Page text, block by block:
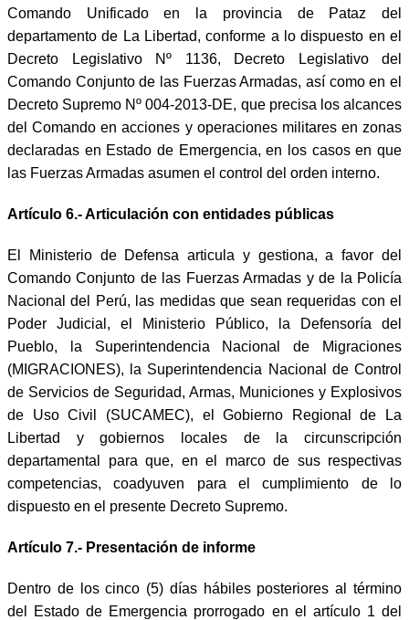
Comando Unificado en la provincia de Pataz del
departamento de La Libertad, conforme a lo dispuesto en el
Decreto Legislativo Nº 1136, Decreto Legislativo del
Comando Conjunto de las Fuerzas Armadas, así como en el
Decreto Supremo Nº 004-2013-DE, que precisa los alcances
del Comando en acciones y operaciones militares en zonas
declaradas en Estado de Emergencia, en los casos en que
las Fuerzas Armadas asumen el control del orden interno.
Artículo 6.- Articulación con entidades públicas
El Ministerio de Defensa articula y gestiona, a favor del
Comando Conjunto de las Fuerzas Armadas y de la Policía
Nacional del Perú, las medidas que sean requeridas con el
Poder Judicial, el Ministerio Público, la Defensoría del
Pueblo, la Superintendencia Nacional de Migraciones
(MIGRACIONES), la Superintendencia Nacional de Control
de Servicios de Seguridad, Armas, Municiones y Explosivos
de Uso Civil (SUCAMEC), el Gobierno Regional de La
Libertad y gobiernos locales de la circunscripción
departamental para que, en el marco de sus respectivas
competencias, coadyuven para el cumplimiento de lo
dispuesto en el presente Decreto Supremo.
Artículo 7.- Presentación de informe
Dentro de los cinco (5) días hábiles posteriores al término
del Estado de Emergencia prorrogado en el artículo 1 del